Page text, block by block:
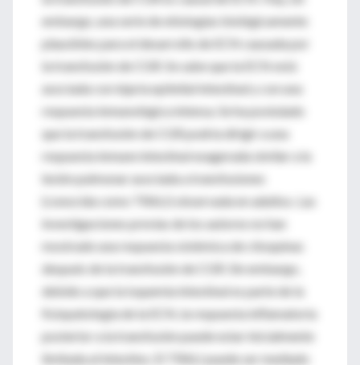
embargo, una serie de etiologías biológicamente
plausibles para el desarrollo de ECN causada por
la transfusión de CGR. Se sabe que la ECN está
asociada con injuria epitelial intestinal y con una
respuesta inmunológica intensa. Se ha postulado
que la transfusión de CGR podría dirigir a una
respuesta inmune intestinal exagerada similar a la
lesión pulmonar asociada a transfusiones
(conocida como TRALI) observada en adultos. Las
investigaciones previas de los autores no han
mostrado una respuesta sistémica de citoquinas
después de la transfusión de CGR. Sin embargo,
debido a que la isquemia intestinal es parte de la
fisiopatología de la ECN, la respuesta inflamatoria
posterior a la transfusión puede estar inicialmente
limitada al intestino. El TRALI puede ser mediado